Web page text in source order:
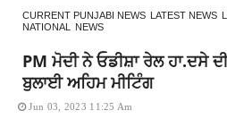
CURRENT PUNJABI NEWS LATEST NEWS
NATIONAL
NEWS
PM ਮੋਦੀ ਨੇ ਓਡੀਸ਼ਾ ਰੇਲ ਹਾ.ਦਸੇ
ਬੁਲਾਈ ਅਹਿਮ ਮੀਟਿੰਗ
Jun 03, 2023 11:25 Am